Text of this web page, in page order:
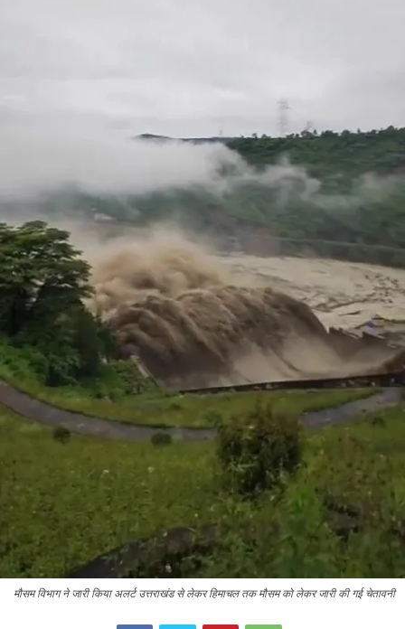
मौसम विभाग ने जारी किया अलर्ट उत्तराखंड से लेकर हिमाचल तक मौसम को लेकर जारी की गई चेतावनी